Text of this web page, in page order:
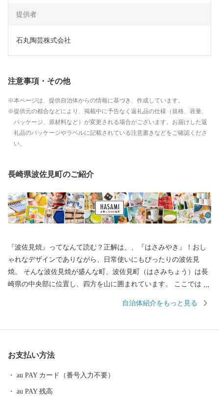
提供者
石丸陶芸株式会社
注意事項・その他
本ページは、提供自治体からの情報に基づき、作成しています。
提供元の都合などにより、掲載中に予告なく返礼品の仕様（規格、容量、
パッケージ、原材料など）が変更される場合がございます。お届けした返
礼品のパッケージやラベルに記載されている注意書きなどをご確認くださ
い。
長崎県波佐見町のご紹介
『波佐見焼』ってなんて読む？正解は、、『はさみやき』！おし
ゃれなデザインでありながら、日常使いにもぴったりの波佐見
焼。 そんな波佐見焼が盛んな町、波佐見町（はさみちょう）は長
崎県の中央部に位置し、四方を山に囲まれています。 ここでは、
な自然のなかで、お米やお茶、アスパラガスなどの農畜産業が行
こで焼かれた「くらわんか碗」が全国に出荷され、当時貴重品で
彩るおしゃれで機能的な日用和食器の一大産地として、全国的に
自治体紹介をもっと見る
お支払い方法
au PAY カード（番号入力不要）
au PAY 残高